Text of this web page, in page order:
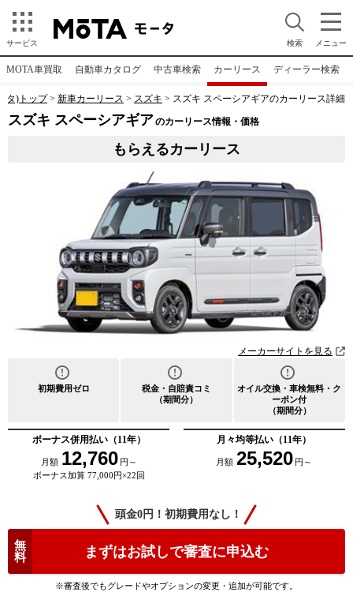
サービス 検索 メニュー
MOTA車買取 自動車カタログ 中古車検索 カーリース ディーラー検索
タ)トップ 新車カーリース スズキ スズキ スペーシアギアのカーリース詳細
スズキ スペーシアギアのカーリース情報・価格
もらえるカーリース
メーカーサイトを見る
初期費用ゼロ
税金・自賠責コミ
（期間分）
オイル交換・車検無料・ク
ーポン付
（期間分）
ボーナス併用払い（11年）
月額 12,760 円～
ボーナス加算 77,000円×22回
月々均等払い（11年）
月額 25,520 円～
頭金0円！初期費用なし！
無
料
まずはお試しで審査に申込む
※審査後でもグレードやオプションの変更・追加が可能です。